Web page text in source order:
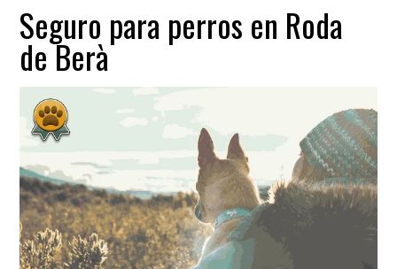
Seguro para perros en Roda
de Berà